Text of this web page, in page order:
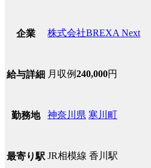
企業 株式会社BREXA Next
給与詳細 月収例240,000円
勤務地 神奈川県 寒川町
最寄り駅 JR相模線 香川駅